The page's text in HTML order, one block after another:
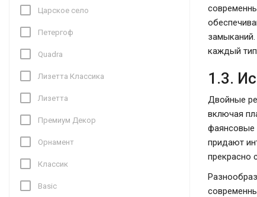
Царское село
Петергоф
Quadra
Лизетта Классика
Лизетта
Премиум Декор
Орнамент
Классик
Basic
каждый
1.3.
Двойные
включая
фаянсовые
придают
прекрасно